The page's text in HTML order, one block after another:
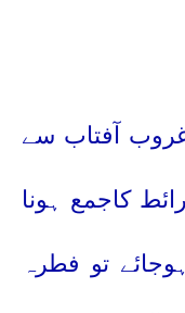
آفتاب سے
کاجمع ہونا
تو فطرہ